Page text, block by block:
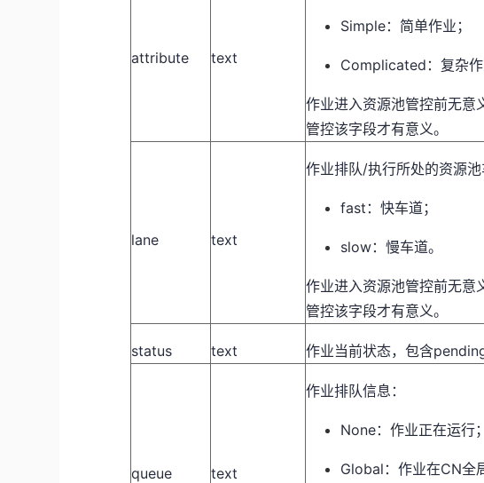
attribute text
Simple：简单作业；
Complicated：复杂作
作业进入资源池管控前无意
管控该字段才有意义。
lane text
作业排队/执行所处的资源池
fast：快车道；
slow：慢车道。
作业进入资源池管控前无意
管控该字段才有意义。
status text 作业当前状态，包含
queue text
作业排队信息：
None：作业正在运行；
Global：作业在CN全